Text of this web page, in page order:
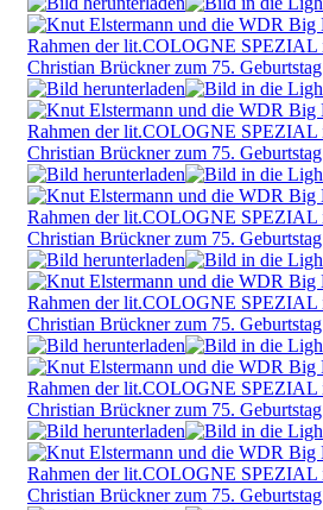
Christian Brückner zum 75. Geburtstag
Christian Brückner zum 75. Geburtstag
Christian Brückner zum 75. Geburtstag
Christian Brückner zum 75. Geburtstag
Christian Brückner zum 75. Geburtstag
Christian Brückner zum 75. Geburtstag